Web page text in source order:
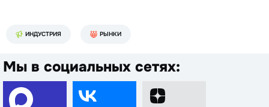
ИНДУСТРИЯ РЫНКИ
Мы в социальных сетях: